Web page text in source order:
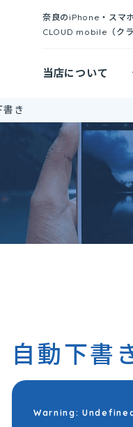
奈良のiPhone・スマ
CLOUD mobile（クラ
当店について
書き
自動下書
Warning: